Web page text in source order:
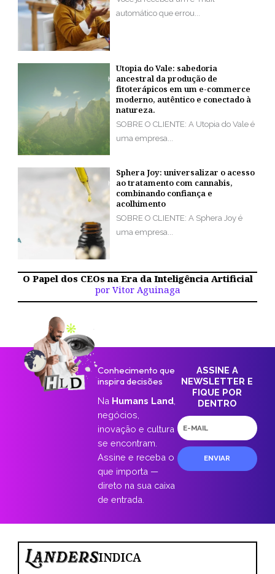
automático que errou...
Utopia do Vale: sabedoria
ancestral da produção de
fitoterápicos em um e-commerce
moderno, autêntico e conectado à
natureza.
SOBRE O CLIENTE: A Utopia do Vale é
uma empresa...
Sphera Joy: universalizar o acesso
ao tratamento com cannabis,
combinando confiança e
acolhimento
SOBRE O CLIENTE: A Sphera Joy é
uma empresa...
O Papel dos CEOs na Era da Inteligência Artificial
por Vitor Aguinaga
Conhecimento que
inspira decisões
Na Humans Land
negócios,
inovação e cultura
se encontram.
Assine e receba o
que importa —
direto na sua caixa
de entrada.
ASSINE A
NEWSLETTER E
FIQUE POR
DENTRO
E-
mail
ENVIAR
INDICA